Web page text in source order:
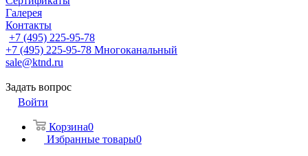
Галерея
Контакты
+7 (495) 225-95-78
+7 (495) 225-95-78 Многоканальный
sale@ktnd.ru
Задать вопрос
Войти
Корзина0
Избранные товары0